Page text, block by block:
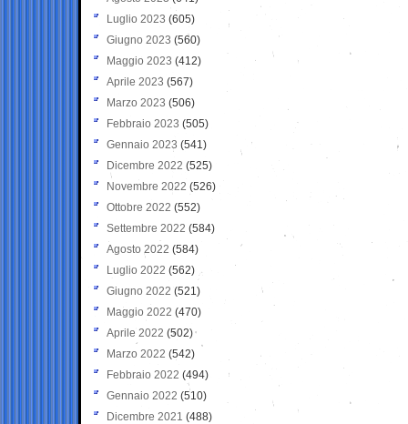
Luglio 2023 (605)
Giugno 2023 (560)
Maggio 2023 (412)
Aprile 2023 (567)
Marzo 2023 (506)
Febbraio 2023 (505)
Gennaio 2023 (541)
Dicembre 2022 (525)
Novembre 2022 (526)
Ottobre 2022 (552)
Settembre 2022 (584)
Agosto 2022 (584)
Luglio 2022 (562)
Giugno 2022 (521)
Maggio 2022 (470)
Aprile 2022 (502)
Marzo 2022 (542)
Febbraio 2022 (494)
Gennaio 2022 (510)
Dicembre 2021 (488)